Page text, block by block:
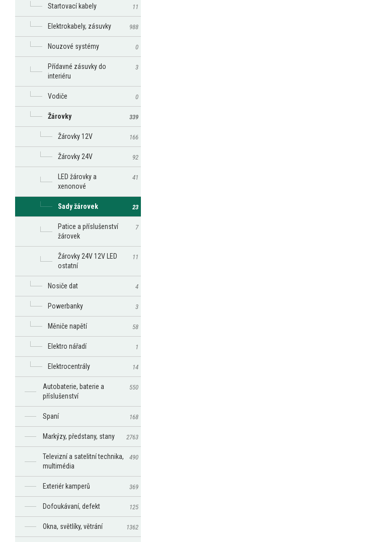
Startovací kabely 11
Elektrokabely, zásuvky 988
Nouzové systémy 0
Přídavné zásuvky do
interiéru
3
Vodiče 0
Žárovky 339
Žárovky 12V 166
Žárovky 24V 92
LED žárovky a
xenonové
41
Sady žárovek 23
Patice a příslušenství
žárovek
7
Žárovky 24V 12V LED
ostatní
11
Nosiče dat 4
Powerbanky 3
Měniče napětí 58
Elektro nářadí 1
Elektrocentrály 14
Autobaterie, baterie a
příslušenství
550
Spaní 168
Markýzy, předstany, stany 2763
Televizní a satelitní technika,
multimédia
490
Exteriér kamperů 369
Dofoukávaní, defekt 125
Okna, světlíky, větrání 1362